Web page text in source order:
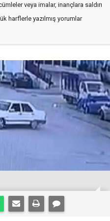
veya imalar, inançlara saldırı
harflerle yazılmış yorumlar